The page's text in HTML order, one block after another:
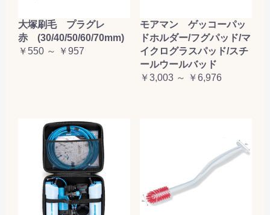
大塚刷毛 プラグレ
赤 (30/40/50/60/70mm)
￥550 ～ ￥957
モアマン ゲッコーパッ
ドホルダー/フグパッド/マ
イクログラスパッド/スチ
ールウールバッド
￥3,003 ～ ￥6,976